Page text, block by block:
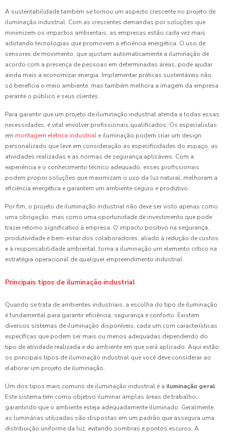
A sustentabilidade também se tornou um aspecto crescente no projeto de
iluminação industrial. Com as crescentes demandas por soluções que
minimizem os impactos ambientais, as empresas estão cada vez mais
adotando tecnologias que promovem a eficiência energética. O uso de
sensores de movimento, que ajustam automaticamente a iluminação de
acordo com a presença de pessoas em determinadas áreas, pode ajudar
ainda mais a economizar energia. Implementar práticas sustentáveis não
só beneficia o meio ambiente, mas também melhora a imagem da empresa
perante o público e seus clientes.
Para garantir que um projeto de iluminação industrial atenda a todas essas
necessidades, é vital envolver profissionais qualificados. Os especialistas
em montagem elétrica industrial e iluminação podem criar um design
personalizado que leve em consideração as especificidades do espaço, as
atividades realizadas e as normas de segurança aplicáveis. Com a
experiência e o conhecimento técnico adequado, esses profissionais
podem propor soluções que maximizam o uso da luz natural, melhoram a
eficiência energética e garantem um ambiente seguro e produtivo.
Por fim, o projeto de iluminação industrial não deve ser visto apenas como
uma obrigação, mas como uma oportunidade de investimento que pode
trazer retorno significativo à empresa. O impacto positivo na segurança,
produtividade e bem-estar dos colaboradores, aliado à redução de custos
e à responsabilidade ambiental, torna a iluminação um elemento crítico na
estratégia operacional de qualquer empreendimento industrial.
Principais tipos de iluminação industrial
Quando se trata de ambientes industriais, a escolha do tipo de iluminação
é fundamental para garantir eficiência, segurança e conforto. Existem
diversos sistemas de iluminação disponíveis, cada um com características
específicas que podem ser mais ou menos adequadas dependendo do
tipo de atividade realizada e do ambiente em que será aplicado. Aqui estão
os principais tipos de iluminação industrial que você deve considerar ao
elaborar um projeto de iluminação.
Um dos tipos mais comuns de iluminação industrial é a iluminação geral.
Este sistema tem como objetivo iluminar amplas áreas de trabalho,
garantindo que o ambiente esteja adequadamente iluminado. Geralmente,
as luminárias utilizadas são dispostas em um padrão que assegura uma
distribuição uniforme da luz, evitando sombras e pontos escuros. A